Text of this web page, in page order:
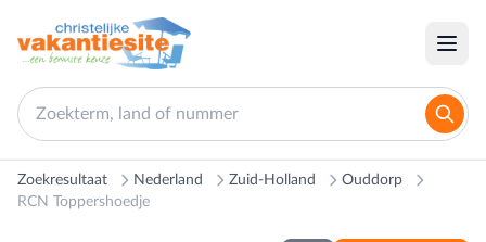
Zoekresultaat Nederland Zuid-Holland
Ouddorp
RCN Toppershoedje